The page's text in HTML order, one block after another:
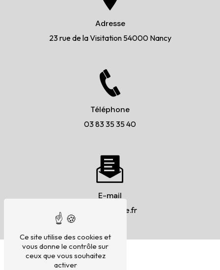
Adresse
23 rue de la Visitation 54000 Nancy
Téléphone
03 83 35 35 40
E-mail
9eta@orange.fr
Ce site utilise des cookies et
vous donne le contrôle sur
ceux que vous souhaitez
activer